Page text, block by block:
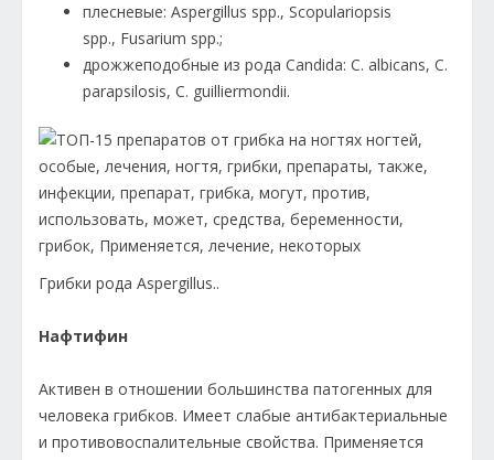
плесневые: Aspergillus spp., Scopulariopsis
spp., Fusarium spp.;
дрожжеподобные из рода Candida: C. albicans, C.
parapsilosis, C. guilliermondii.
Грибки рода Aspergillus..
Нафтифин
Активен в отношении большинства патогенных для
человека грибков. Имеет слабые антибактериальные
и противовоспалительные свойства. Применяется